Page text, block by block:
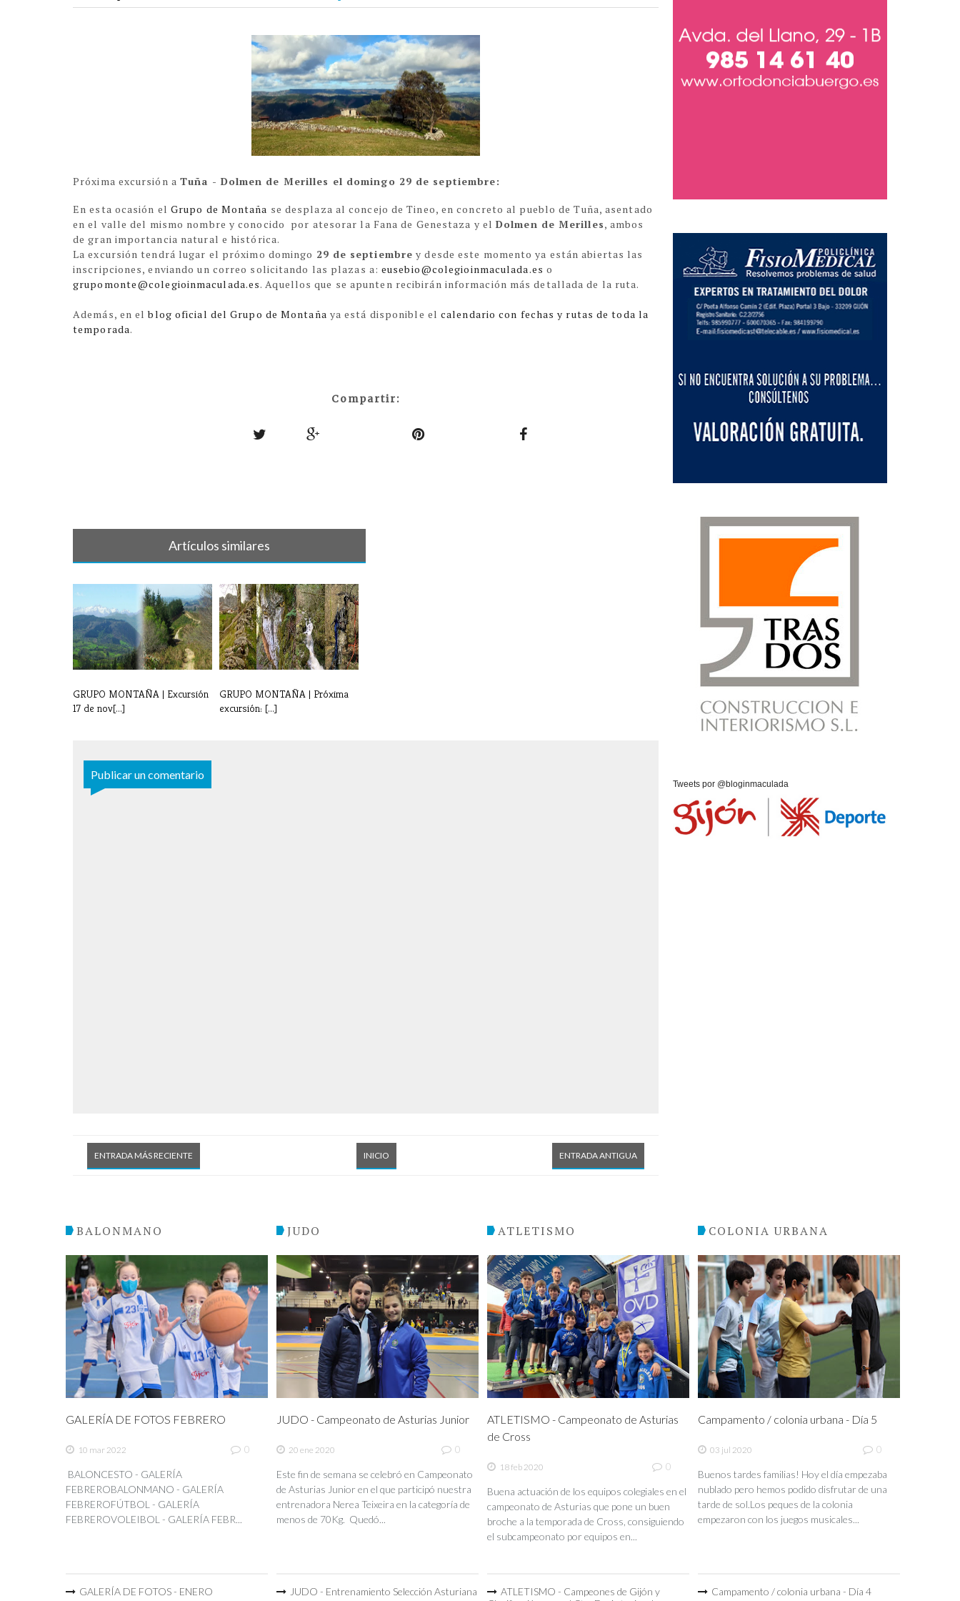
Próxima excursión a Tuña - Dolmen de Merilles el domingo 29 de septiembre:
En esta ocasión el Grupo de Montaña se desplaza al concejo de Tineo, en concreto al pueblo de Tuña, asentado
en el valle del mismo nombre y conocido por atesorar la Fana de Genestaza y el Dolmen de Merilles, ambos
de gran importancia natural e histórica.
La excursión tendrá lugar el próximo domingo 29 de septiembre y desde este momento ya están abiertas las
inscripciones, enviando un correo solicitando las plazas a:eusebio@colegioinmaculada.es o
grupomonte@colegioinmaculada.es. Aquellos que se apunten recibirán información más detallada de la ruta.
Además, en elblog oficial del Grupo de Montaña ya está disponible elcalendario con fechas y rutas de toda la
temporada.
Compartir:
Artículos similares
GRUPO MONTAÑA | Excursión
17 de nov[...]
GRUPO MONTAÑA | Próxima
excursión: [...]
Publicar un comentario
ENTRADA MÁS RECIENTE ENTRADA ANTIGUA
INICIO
Tweets por @bloginmaculada
BALONMANO
GALERÍA DE FOTOS FEBRERO
10 mar 2022 0
BALONCESTO - GALERÍA
FEBREROBALONMANO - GALERÍA
FEBREROFÚTBOL - GALERÍA
FEBREROVOLEIBOL - GALERÍA FEBR...
GALERÍA DE FOTOS - ENERO
JUDO
JUDO - Campeonato de Asturias Junior
20 ene 2020 0
Este fin de semana se celebró en Campeonato
de Asturias Junior en el que participó nuestra
entrenadora Nerea Teixeira en la categoría de
menos de 70Kg. Quedó...
JUDO - Entrenamiento Selección Asturiana
ATLETISMO
ATLETISMO - Campeonato de Asturias
de Cross
18 feb 2020 0
Buena actuación de los equipos colegiales en el
campeonato de Asturias que pone un buen
broche a la temporada de Cross, consiguiendo
el subcampeonato por equipos en...
ATLETISMO - Campeones de Gijón y
COLONIA URBANA
Campamento / colonia urbana - Día 5
03 jul 2020 0
Buenos tardes familias! Hoy el día empezaba
nublado pero hemos podido disfrutar de una
tarde de sol.Los peques de la colonia
empezaron con los juegos musicales...
Campamento / colonia urbana - Día 4